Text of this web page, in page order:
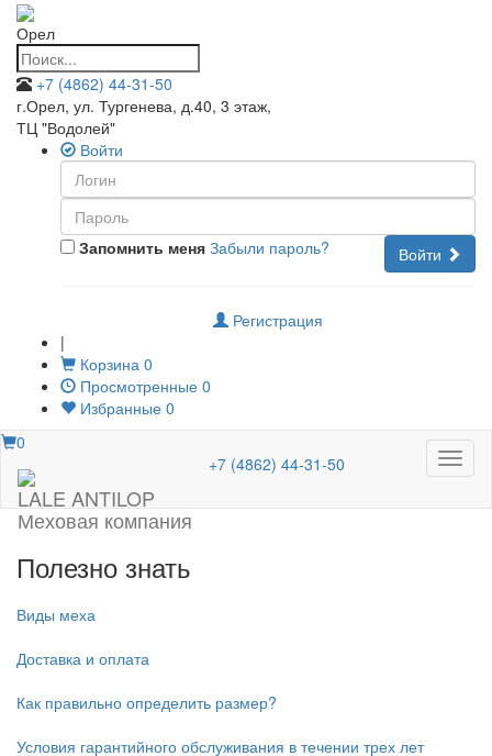
Орел
+7 (4862) 44-31-50
г.Орел, ул. Тургенева, д.40, 3 этаж,
ТЦ "Водолей"
Войти
Запомнить меня Войти
Забыли пароль?
Регистрация
|
Корзина 0
Просмотренные 0
Избранные 0
Меню
0
LALE ANTILOP
Меховая компания
+7 (4862) 44-31-50
Полезно знать
Виды меха
Доставка и оплата
Как правильно определить размер?
Условия гарантийного обслуживания в течении трех лет